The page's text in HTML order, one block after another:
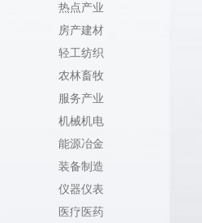
热点产业
房产建材
轻工纺织
农林畜牧
服务产业
机械机电
能源冶金
装备制造
仪器仪表
医疗医药